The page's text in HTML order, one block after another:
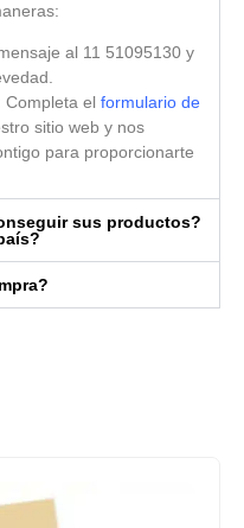
al 11 51095130 y
Completa el formulario de
sitio web y nos
para proporcionarte
sus productos?